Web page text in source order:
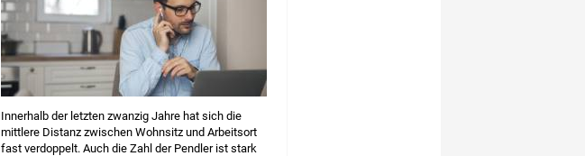
Innerhalb der letzten zwanzig Jahre hat sich die
mittlere Distanz zwischen Wohnsitz und Arbeitsort
fast verdoppelt. Auch die Zahl der Pendler ist stark